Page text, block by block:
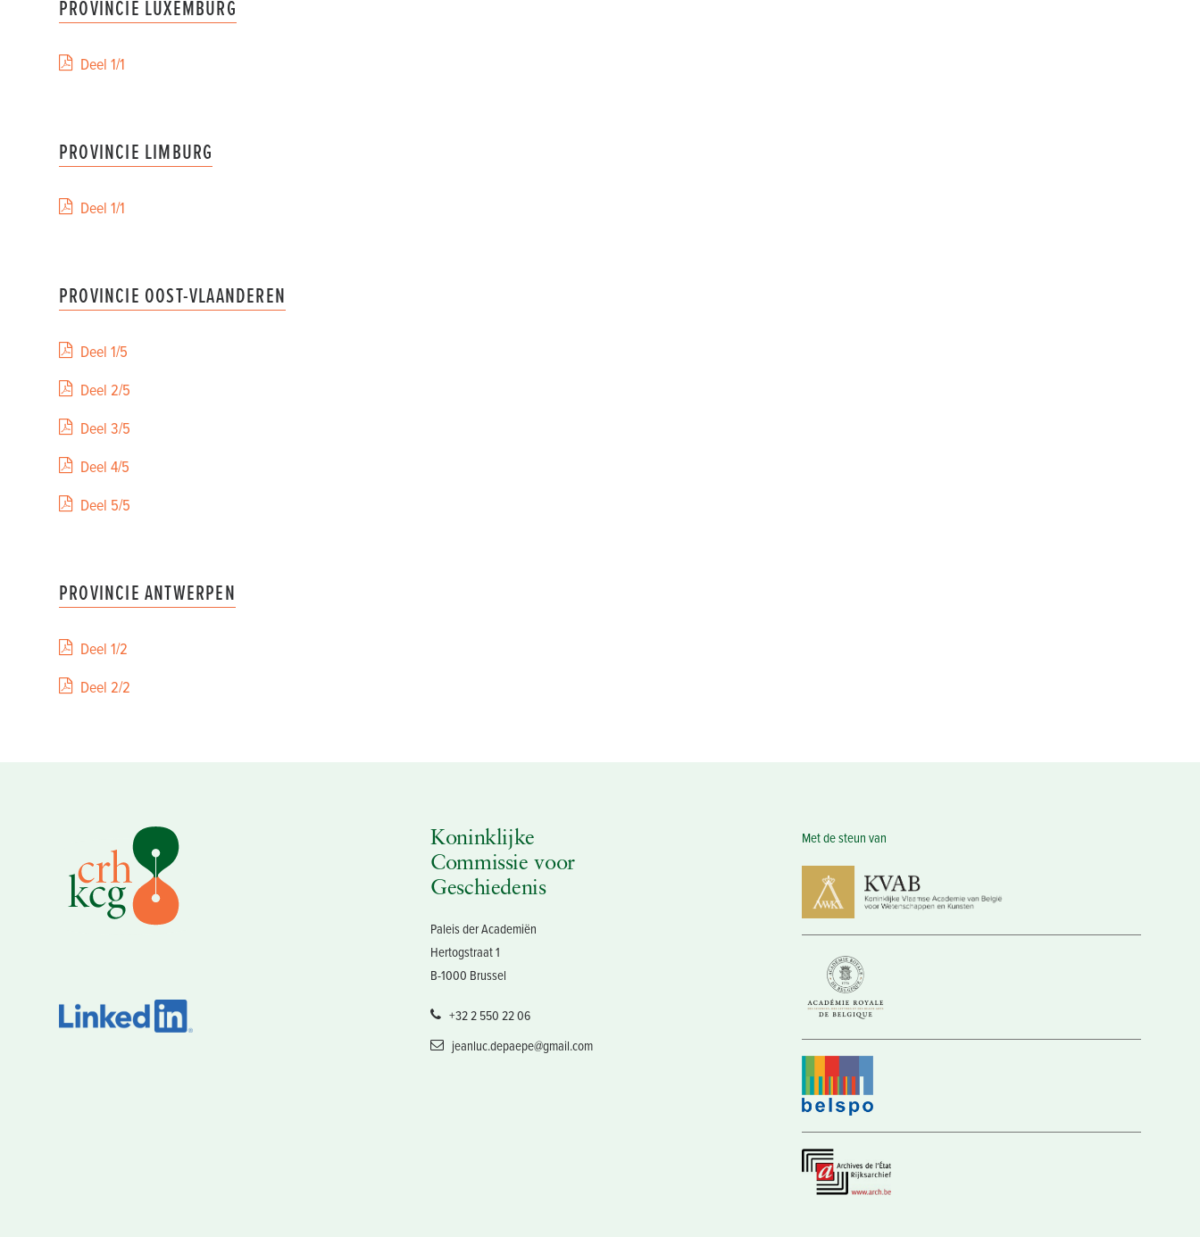
PROVINCIE LUXEMBURG
Deel 1/1
PROVINCIE LIMBURG
Deel 1/1
PROVINCIE OOST-VLAANDEREN
Deel 1/5
Deel 2/5
Deel 3/5
Deel 4/5
Deel 5/5
PROVINCIE ANTWERPEN
Deel 1/2
Deel 2/2
Koninklijke
Commissie voor
Geschiedenis
Paleis der Academiën
Hertogstraat 1
B-1000 Brussel
+32 2 550 22 06
jeanluc.depaepe@gmail.com
Met de steun van